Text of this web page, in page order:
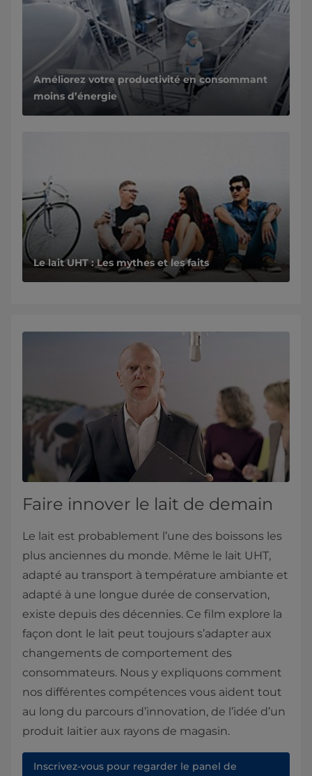
Améliorez votre productivité en consommant
moins d’énergie
Le lait UHT : Les mythes et les faits
Faire innover le lait de demain
Le lait est probablement l’une des boissons les
plus anciennes du monde. Même le lait UHT,
adapté au transport à température ambiante et
adapté à une longue durée de conservation,
existe depuis des décennies. Ce film explore la
façon dont le lait peut toujours s’adapter aux
changements de comportement des
consommateurs. Nous y expliquons comment
nos différentes compétences vous aident tout
au long du parcours d’innovation, de l’idée d’un
produit laitier aux rayons de magasin.
Inscrivez-vous pour regarder le panel de